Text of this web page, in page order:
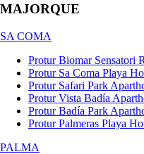
MAJORQUE
SA COMA
Protur Biomar Sensatori
Protur Sa Coma Playa
Protur Safari Park
Protur Vista Badía
Protur Badía Park
Protur Palmeras Playa
PALMA